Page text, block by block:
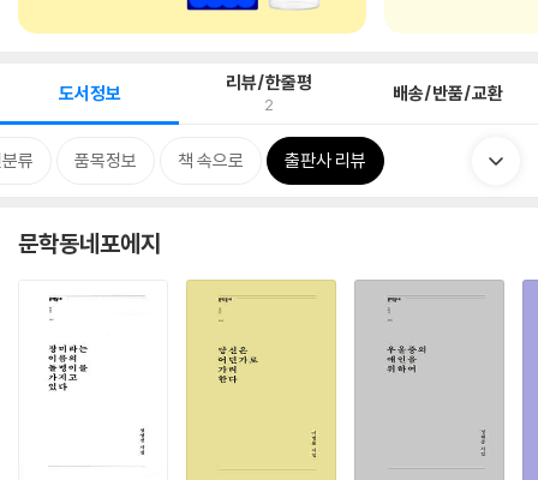
도서정보 리뷰/한줄평
2 배송/반품/교환
류 품목정보 책 속으로 출판사 리뷰
문학동네포에지